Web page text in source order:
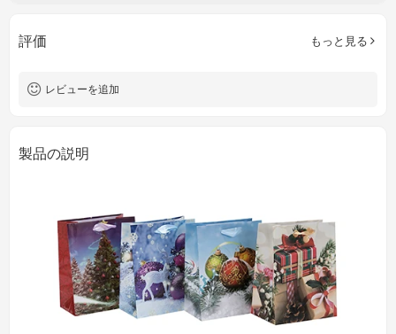
評価 もっと見る
レビューを追加
製品の説明